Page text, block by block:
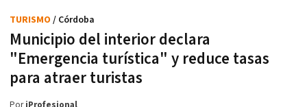
Municipio del interior declara
"Emergencia turística" y reduce tasas
para atraer turistas
TURISMO / Córdoba